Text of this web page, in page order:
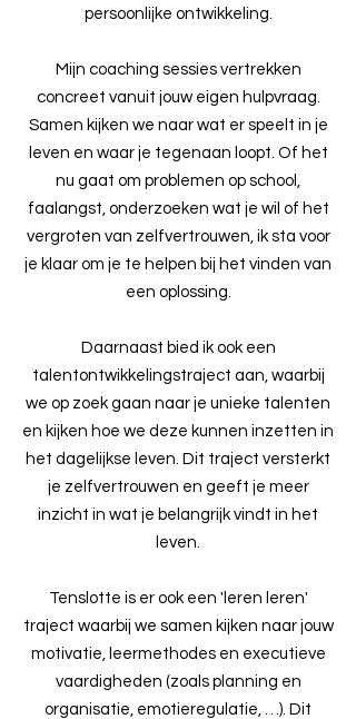
persoonlijke ontwikkeling.
Mijn coaching sessies vertrekken
concreet vanuit jouw eigen hulpvraag.
Samen kijken we naar wat er speelt in je
leven en waar je tegenaan loopt. Of het
nu gaat om problemen op school,
faalangst, onderzoeken wat je wil of het
vergroten van zelfvertrouwen, ik sta voor
je klaar om je te helpen bij het vinden van
een oplossing.
Daarnaast bied ik ook een
talentontwikkelingstraject aan, waarbij
we op zoek gaan naar je unieke talenten
en kijken hoe we deze kunnen inzetten in
het dagelijkse leven. Dit traject versterkt
je zelfvertrouwen en geeft je meer
inzicht in wat je belangrijk vindt in het
leven.
Tenslotte is er ook een 'leren leren'
traject waarbij we samen kijken naar jouw
motivatie, leermethodes en executieve
vaardigheden (zoals planning en
organisatie, emotieregulatie, …). Dit